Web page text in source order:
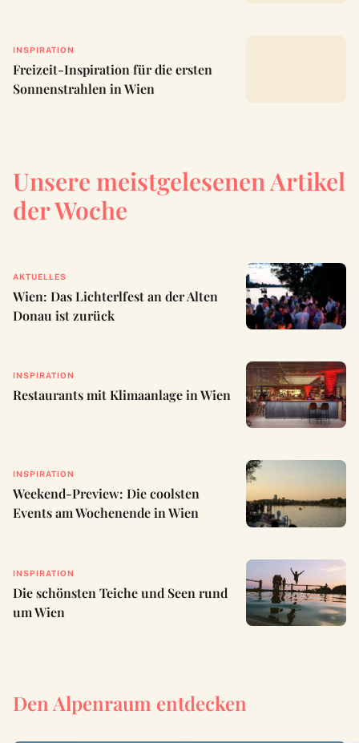
INSPIRATION
Freizeit-Inspiration für die ersten
Sonnenstrahlen in Wien
Unsere meistgelesenen Artikel
der Woche
AKTUELLES
Wien: Das Lichterlfest an der Alten
Donau ist zurück
INSPIRATION
Restaurants mit Klimaanlage in Wien
INSPIRATION
Weekend-Preview: Die coolsten
Events am Wochenende in Wien
INSPIRATION
Die schönsten Teiche und Seen rund
um Wien
Den Alpenraum entdecken